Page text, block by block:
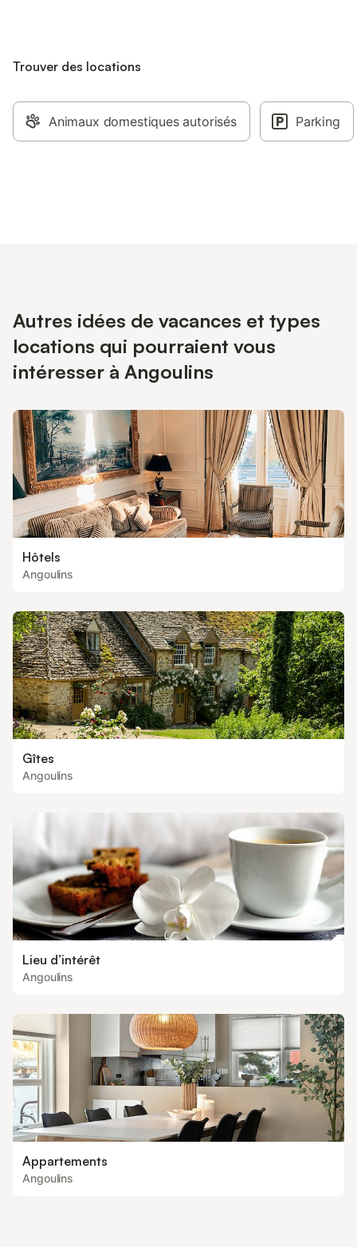
Trouver des locations
Animaux domestiques autorisés Parking
Autres idées de vacances et types
locations qui pourraient vous
intéresser à Angoulins
Hôtels
Angoulins
Gîtes
Angoulins
Lieu d’intérêt
Angoulins
Appartements
Angoulins